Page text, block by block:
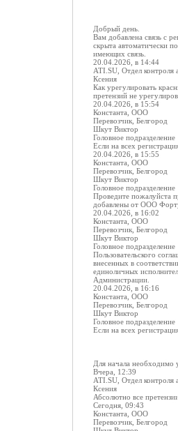
Добрый день.
Вам добавлена связь с
скрыта автоматически
имеющих связь.
20.04.2026, в 14:44
ATI.SU, Отдел контроля
Ксения
Как урегулировать
претензий не
20.04.2026, в 15:54
Константа, ООО
Перевозчик, Белгород
Шкут Виктор
Головное подразделение
Если на всех
20.04.2026, в 15:55
Константа, ООО
Перевозчик, Белгород
Шкут Виктор
Головное подразделение
Проведите пожалуйста
добавлены от ООО
20.04.2026, в 16:02
Константа, ООО
Перевозчик, Белгород
Шкут Виктор
Головное подразделение
Пользовательского
внесенных в
единоличных
Администрации.
20.04.2026, в 16:16
Константа, ООО
Перевозчик, Белгород
Шкут Виктор
Головное подразделение
Если на всех
Для начала необходимо
Вчера, 12:39
ATI.SU, Отдел контроля
Ксения
Абсолютно все
Сегодня, 09:43
Константа, ООО
Перевозчик, Белгород